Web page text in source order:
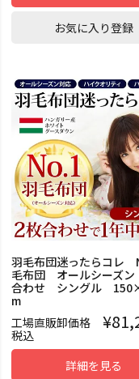
お気に入り登録
羽毛布団迷ったらコレ
毛布団 オールシーズ
合わせ シングル
m
工場直販卸価格
¥
税込
詳細を見る